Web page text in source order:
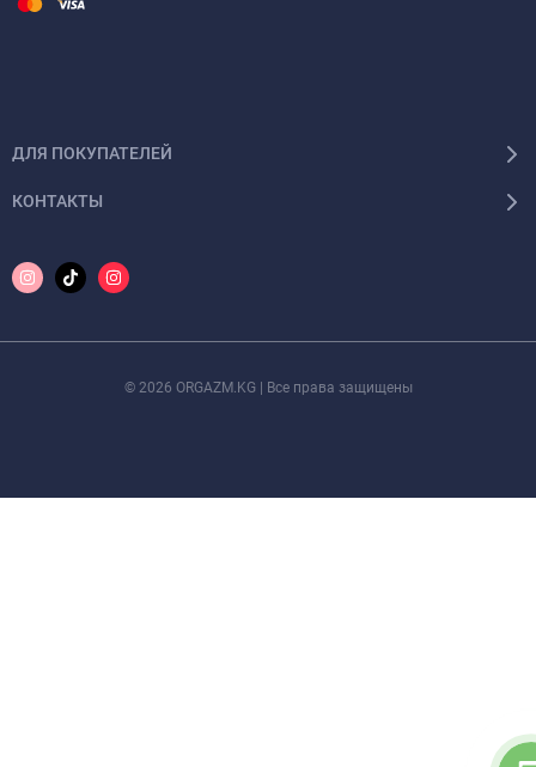
ДЛЯ ПОКУПАТЕЛЕЙ
КОНТАКТЫ
© 2026 ORGAZM.KG | Все права защищены